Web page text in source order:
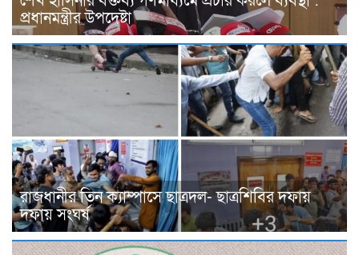
প্রধানমন্ত্রীর উপদেষ্টা
রাজধানীর তিন ক্যাম্পাসে ছাত্রদল- ছাত্রশিবির দফায়
দফায় সংঘর্ষ